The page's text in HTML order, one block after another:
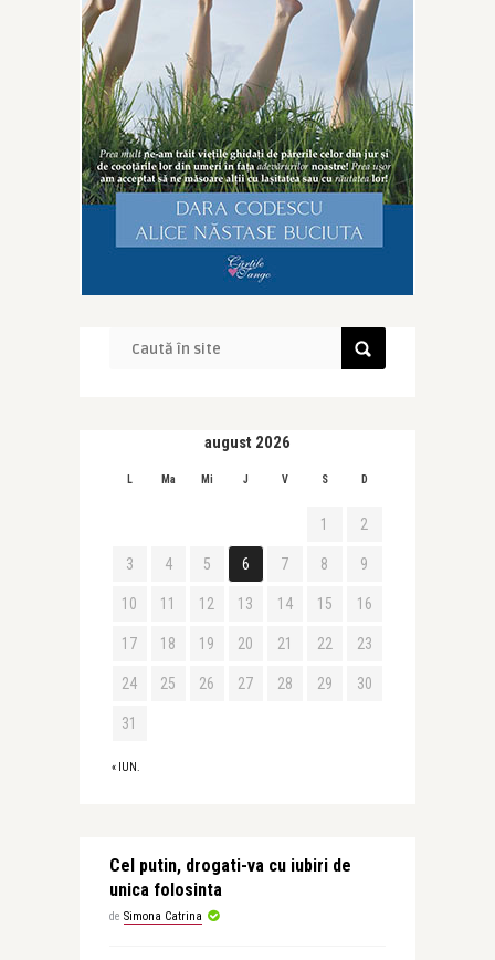
august 2026
L Ma Mi J V S D
« IUN.
1 2
3 4 5 6 7 8 9
10 11 12 13 14 15 16
17 18 19 20 21 22 23
24 25 26 27 28 29 30
31
Cel putin, drogati-va cu iubiri de
unica folosinta
de Simona Catrina